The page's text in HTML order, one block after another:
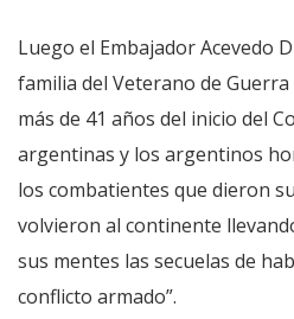
Luego el Embajador Acevedo
familia del Veterano de Guerra
más de 41 años del inicio del
argentinas y los argentinos
los combatientes que dieron
volvieron al continente
sus mentes las secuelas de
conflicto armado”.